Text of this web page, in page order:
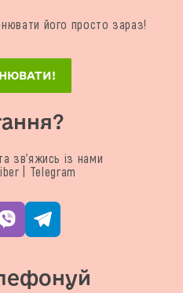
його просто зараз!
зв'яжись із нами
| Telegram